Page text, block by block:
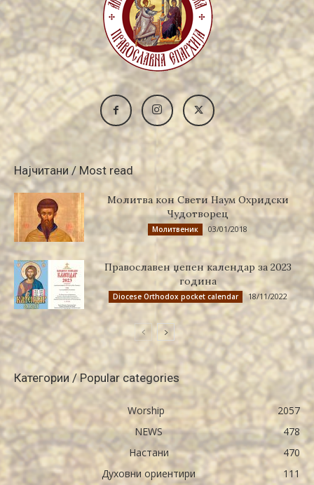
Најчитани / Most read
Молитва кон Свети Наум Охридски
Чудотворец
Молитвеник 03/01/2018
Православен џепен календар за 2023
година
Diocese Orthodox pocket calendar 18/11/2022
Категории / Popular categories
Worship
2057
NEWS
478
Настани
470
Духовни ориентири
111